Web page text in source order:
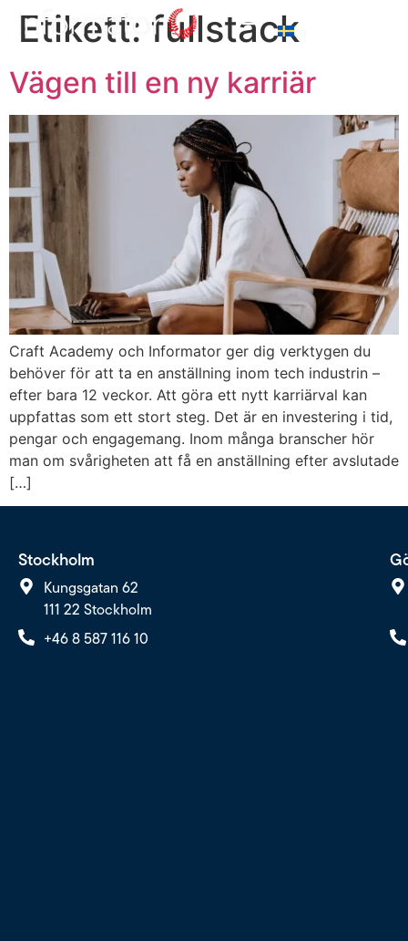
Etikett: fullstack
Vägen till en ny karriär
Craft Academy och Informator ger dig verktygen du
behöver för att ta en anställning inom tech industrin –
efter bara 12 veckor. Att göra ett nytt karriärval kan
uppfattas som ett stort steg. Det är en investering i tid,
pengar och engagemang. Inom många branscher hör
man om svårigheten att få en anställning efter avslutade
[…]
Stockholm
Kungsgatan 62
111 22 Stockholm
+46 8 587 116 10